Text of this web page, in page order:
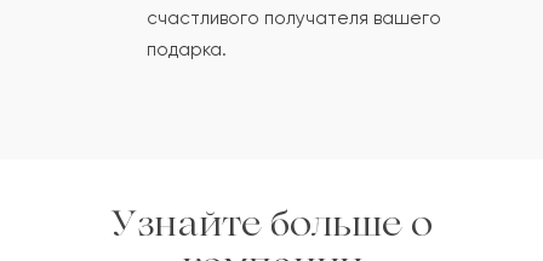
счастливого получателя вашего
подарка.
Узнайте больше о